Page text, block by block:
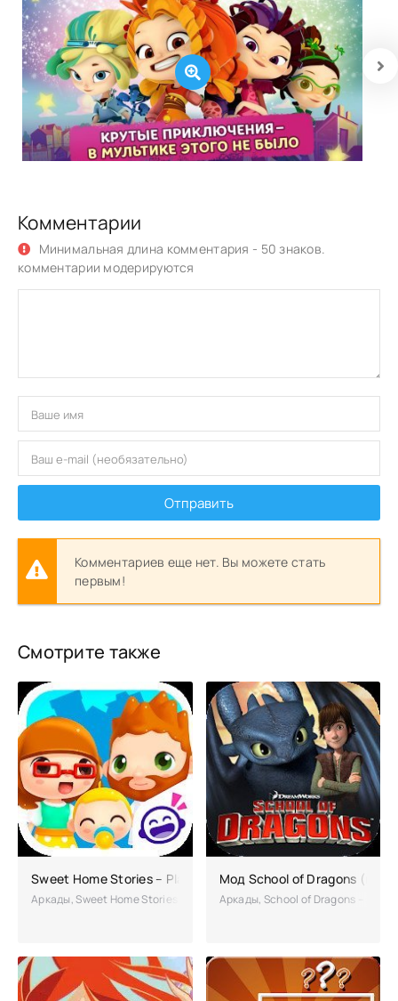
Комментарии
Минимальная длина комментария - 50 знаков.
комментарии модерируются
Отправить
Комментариев еще нет. Вы можете стать
первым!
Смотрите также
Sweet Home Stories – Playhouse взлом
Аркады, Sweet Home Stories – Playhouse – яркая аркадная игрушка,
Мод School of Dragons
Аркады, School of Dragons – это